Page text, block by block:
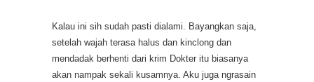
Kalau ini sih sudah pasti dialami. Bayangkan saja,
setelah wajah terasa halus dan kinclong dan
mendadak berhenti dari krim Dokter itu biasanya
akan nampak sekali kusamnya. Aku juga ngrasain